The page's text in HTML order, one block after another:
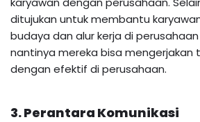
ditujukan untuk membantu
budaya dan alur kerja di
nantinya mereka bisa
dengan efektif di perusahaan.
3. Perantara Komunikasi